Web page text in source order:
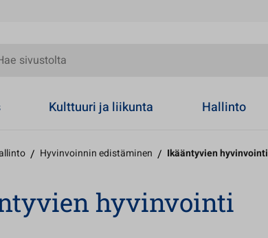
Kulttuuri ja liikunta Hallinto
/ Hyvinvoinnin edistäminen / Ikääntyvien hyvinvointi
hyvinvointi